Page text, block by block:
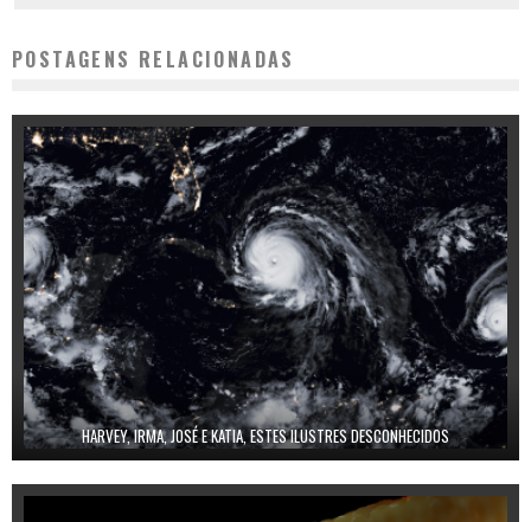
POSTAGENS RELACIONADAS
HARVEY, IRMA, JOSÉ E KATIA, ESTES ILUSTRES DESCONHECIDOS